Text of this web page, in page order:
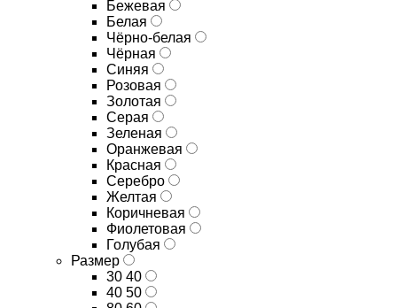
Бежевая
Белая
Чёрно-белая
Чёрная
Синяя
Розовая
Золотая
Серая
Зеленая
Оранжевая
Красная
Серебро
Желтая
Коричневая
Фиолетовая
Голубая
Размер
30 40
40 50